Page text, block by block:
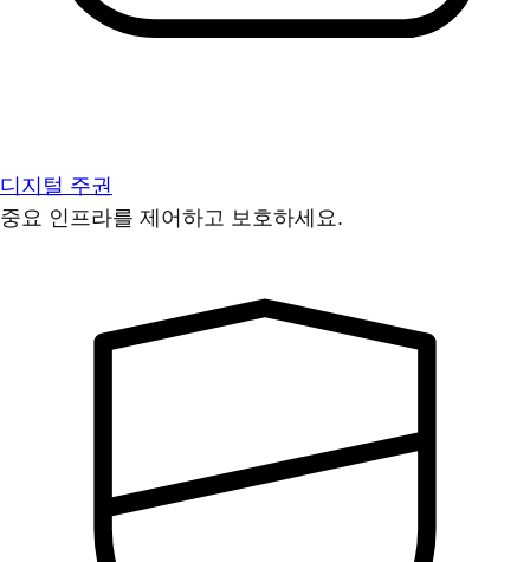
디지털 주권
중요 인프라를 제어하고 보호하세요.